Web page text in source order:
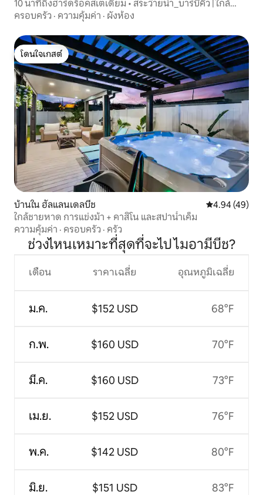
10 นาทีถึงฮาร์ดร็อคสเตเดียม • สระว่ายน้ำ_บาร์บีคิว | ใกล้
ชายหาด
ครอบครัว · ความคุ้มค่า · ผังห้อง
โดนใจเกสต์
โดนใจเกสต์
บ้านใน ฮัลแลนเดลบีช คะแนนเฉลี่ย
4.94 (49)
ใกล้ชายหาด การแข่งม้า + คาสิโน และสปาน้ำเค็ม
ความคุ้มค่า · ครอบครัว · ครัว
ช่วงไหนเหมาะที่สุดที่จะไป ไมอามีบีช?
เดือน
ม.ค.
ก.พ.
มี.ค.
เม.ย.
พ.ค.
มิ.ย.
ราคาเฉลี่ย
$152 USD
$160 USD
$160 USD
$152 USD
$142 USD
$151 USD
อุณหภูมิเฉลี่ย
68°F
70°F
73°F
76°F
80°F
83°F